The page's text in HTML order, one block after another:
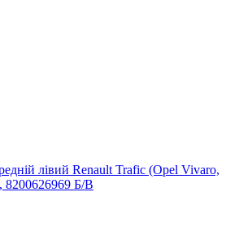
лівий Renault Trafic (Opel Vivaro,
8200626969 Б/В